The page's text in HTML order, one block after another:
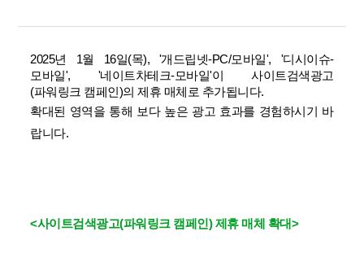
2025년 1월 16일(목), '개드립넷-PC/모바일', '디시이슈-
모바일', '네이트차테크-모바일'이 사이트검색광고
(파워링크 캠페인)의 제휴 매체로 추가됩니다.
확대된 영역을 통해 보다 높은 광고 효과를 경험하시기 바
랍니다.
<사이트검색광고(파워링크 캠페인) 제휴 매체 확대>